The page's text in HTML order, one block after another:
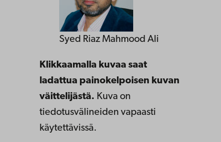
Syed Riaz Mahmood Ali
Klikkaamalla kuvaa saat
ladattua painokelpoisen kuvan
väittelijästä. Kuva on
tiedotusvälineiden vapaasti
käytettävissä.